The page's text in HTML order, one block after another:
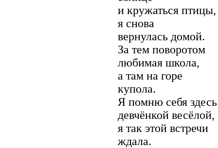
и кружаться птицы,
я снова
вернулась домой.
За тем поворотом
любимая школа,
а там на горе
купола.
Я помню себя здесь
девчёнкой весёлой,
я так этой встречи
ждала.